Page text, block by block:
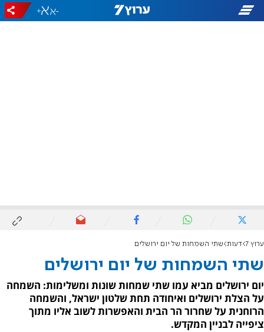
-
+
ערוץ 7 דעות שתי השמחות של יום ירושלים
שתי השמחות של יום ירושלים
יום ירושלים מביא עמו שתי שמחות שונות ומשלימות: השמחה
על הצלת ירושלים ואיחודה תחת שלטון ישראל, והשמחה
הרוחנית על שחרור הר הבית והאפשרות לשוב אליו מתוך
ציפייה לבניין המקדש.